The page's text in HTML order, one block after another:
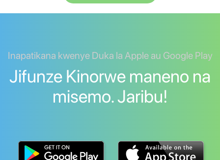
Inapatikana kwenye Duka la Apple au Google Play
Jifunze Kinorwe maneno na
misemo. Jaribu!